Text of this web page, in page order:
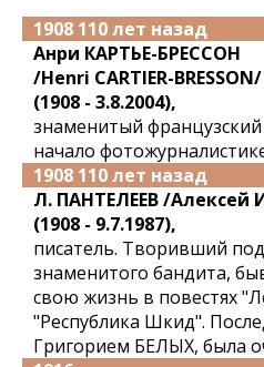
1908 110 лет назад
Анри КАРТЬЕ-БРЕССОН
/Henri CARTIER-BRESSON/
(1908 - 3.8.2004),
знаменитый
начало
1908 110 лет назад
Л. ПАНТЕЛЕЕВ /Алексей
(1908 - 9.7.1987),
писатель. Творивший
знаменитого бандита,
свою жизнь в повестях
"Республика Шкид".
Григорием БЕЛЫХ, была